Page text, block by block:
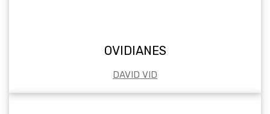
OVIDIANES
DAVID VID